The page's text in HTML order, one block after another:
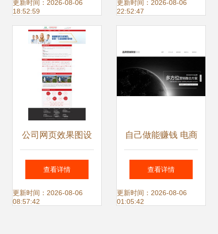
动端与网页端产品
设计解析
更新时间：2026-08-06
18:52:59
定价到合作的全面
更新时间：2026-08-06
22:52:47
公司网页效果图设
计 电商技术咨询服
务体验升级之路
查看详情
更新时间：2026-08-06
08:57:42
自己做能赚钱 电商
技术咨询服务全解
析
查看详情
更新时间：2026-08-06
01:05:42